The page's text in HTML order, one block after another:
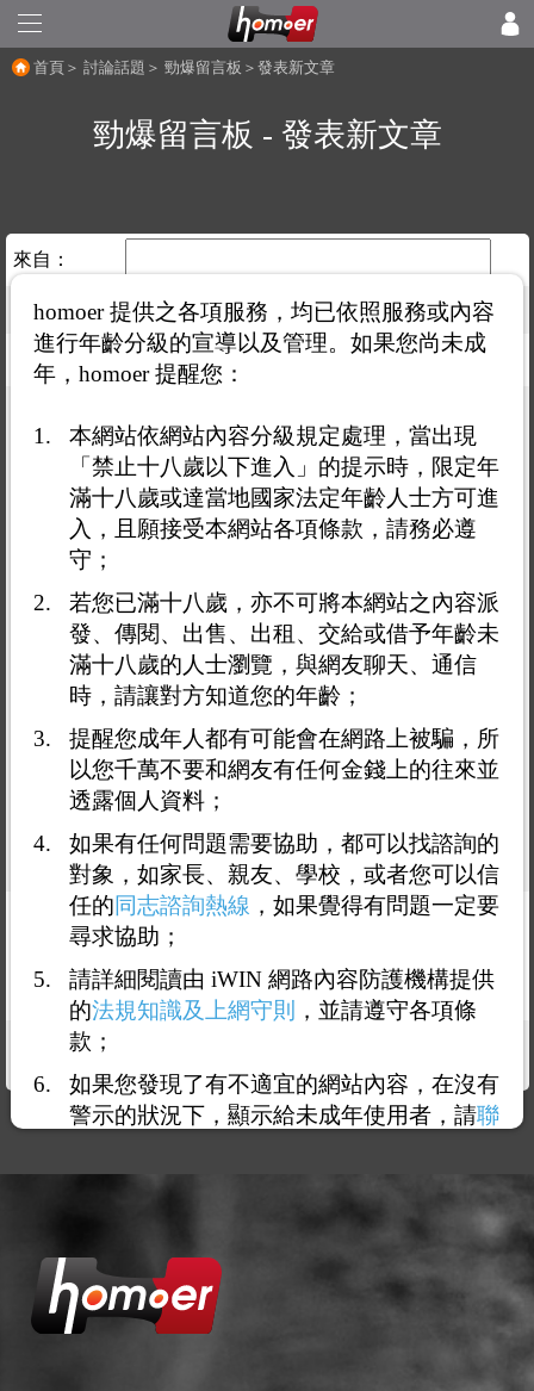
首頁 ＞ 討論話題 ＞ 勁爆留言板 ＞發表新文章
勁爆留言板 - 發表新文章
來自：
選擇縣市：
提要：
內容：
限制在 分鐘內可以閱讀文章內容
最少3個字，目前輸入0字，最多 5000 字。
homoer 提供之各項服務，均已依照服務或內容
進行年齡分級的宣導以及管理。如果您尚未成
年，homoer 提醒您：
本網站依網站內容分級規定處理，當出現
「禁止十八歲以下進入」的提示時，限定年
滿十八歲或達當地國家法定年齡人士方可進
入，且願接受本網站各項條款，請務必遵
守；
若您已滿十八歲，亦不可將本網站之內容派
發、傳閱、出售、出租、交給或借予年齡未
滿十八歲的人士瀏覽，與網友聊天、通信
時，請讓對方知道您的年齡；
提醒您成年人都有可能會在網路上被騙，所
以您千萬不要和網友有任何金錢上的往來並
透露個人資料；
如果有任何問題需要協助，都可以找諮詢的
對象，如家長、親友、學校，或者您可以信
任的同志諮詢熱線 ，如果覺得有問題一定要
尋求協助；
請詳細閱讀由 iWIN 網路內容防護機構提供
的法規知識及上網守則
，並請遵守各項條
款；
如果您發現了有不適宜的網站內容，在沒有
警示的狀況下，顯示給未成年使用者，請聯